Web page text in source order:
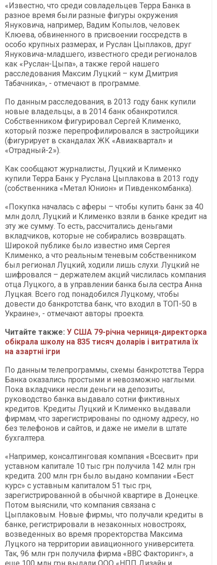
«Известно, что среди совладельцев Терра Банка в
разное время были разные фигуры окружения
Януковича, например, Вадим Копылов, человек
Клюева, обвиненного в присвоении госсредств в
особо крупных размерах, и Руслан Цыплаков, друг
Януковича-младшего, известного среди регионалов
как «Руслан-Цыпа», а также герой нашего
расследования Максим Луцкий – кум Дмитрия
Табачника», - отмечают в программе.
По данным расследования, в 2013 году банк купили
новые владельцы, а в 2014 банк обанкротился.
Собственником фигурировал Сергей Клименко,
который позже перепрофилировался в застройщики
(фигурирует в скандалах ЖК «Авиаквартал» и
«Отрадный-2»).
Как сообщают журналисты, Луцкий и Клименко
купили Терра Банк у Руслана Цыплакова в 2013 году
(собственника «Метал Юнион» и Пивденкомбанка).
«Покупка началась с аферы – чтобы купить банк за 40
млн долл, Луцкий и Клименко взяли в банке кредит на
эту же сумму. То есть, рассчитались деньгами
вкладчиков, которые не собирались возвращать.
Широкой публике было известно имя Сергея
Клименко, а что реальным теневым собственником
был регионал Луцкий, ходили лишь слухи. Луцкий не
шифровался – держателем акций числилась компания
отца Луцкого, а в управлении банка была сестра Анна
Луцкая. Всего год понадобился Луцкому, чтобы
довести до банкротства банк, что входил в ТОП-50 в
Украине», - отмечают авторы проекта.
Читайте также: У США 79-річна черниця-директорка
обікрала школу на 835 тисяч доларів і витратила їх
на азартні ігри
По данным телепрограммы, схемы банкротства Терра
Банка оказались простыми и невозможно наглыми.
Пока вкладчики несли деньги на депозиты,
руководство банка выдавало сотни фиктивных
кредитов. Кредиты Луцкий и Клименко выдавали
фирмам, что зарегистрированы по одному адресу, но
без телефонов и сайтов, и даже не имели в штате
бухгалтера.
«Например, консалтинговая компания «Всесвит» при
уставном капитале 10 тыс грн получила 142 млн грн
кредита. 200 млн грн было выдано компании «Бест
курс» с уставным капиталом 51 тыс грн,
зарегистрированной в обычной квартире в Донецке.
Потом выяснили, что компания связана с
Цыплаковым. Новые фирмы, что получали кредиты в
банке, регистрировали в незаконных новостроях,
возведенных во время проректорства Максима
Луцкого на территории авиационного университета.
Так, 96 млн грн получила фирма «ВВС Факторинг», а